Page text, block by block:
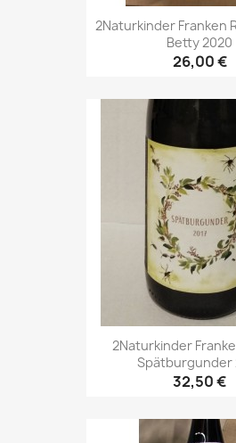
2Naturkinder Franken
Betty 2020
26,00 €
2Naturkinder
Spätburgunder
32,50 €